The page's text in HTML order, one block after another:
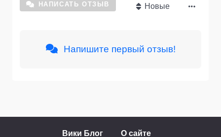
НАПИСАТЬ ОТЗЫВ Новые
Напишите первый отзыв!
Вики Блог О сайте